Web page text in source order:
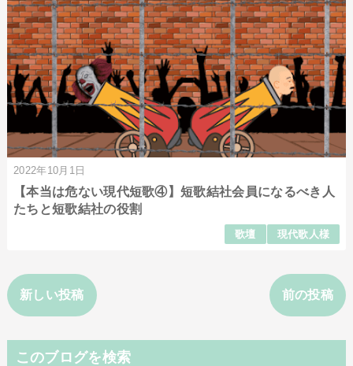
2022年10月1日
【本当は危ない現代短歌④】短歌結社会員になるべき人
たちと短歌結社の役割
歌壇 現代歌人様
新しい投稿 前の投稿
このブログを検索